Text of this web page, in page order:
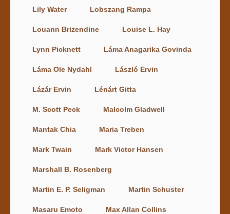
Lily Water Lobszang Rampa
Louann Brizendine Louise L. Hay
Lynn Picknett Láma Anagarika Govinda
Láma Ole Nydahl László Ervin
Lázár Ervin Lénárt Gitta
M. Scott Peck Malcolm Gladwell
Mantak Chia Maria Treben
Mark Twain Mark Victor Hansen
Marshall B. Rosenberg
Martin E. P. Seligman Martin Schuster
Masaru Emoto Max Allan Collins